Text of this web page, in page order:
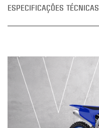
ESPECIFICAÇÕES TÉCNICAS